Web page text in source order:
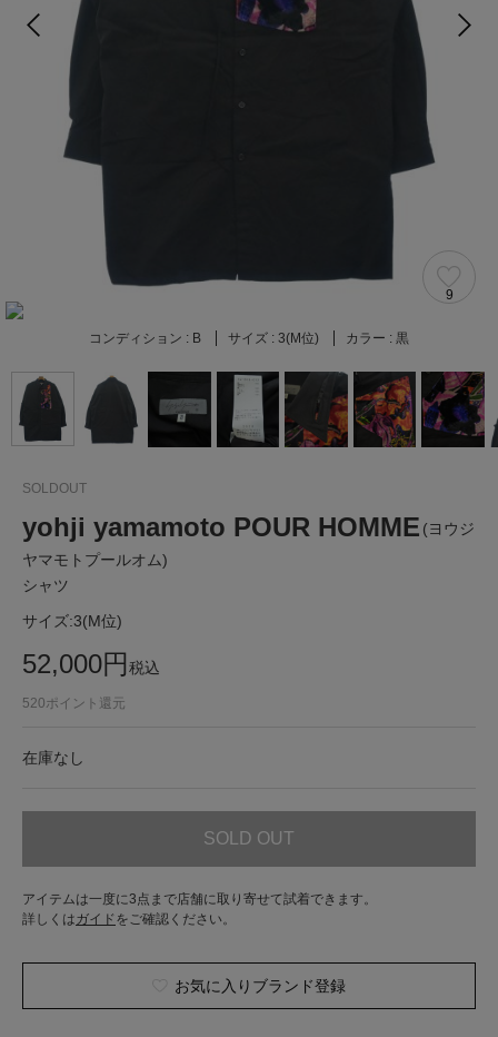
9
コンディション : B サイズ : 3(M位) カラー : 黒
SOLDOUT
yohji yamamoto POUR HOMME (ヨウジ
ヤマモトプールオム)
シャツ
サイズ:3(M位)
52,000円税込
520ポイント還元
在庫なし
SOLD OUT
アイテムは一度に3点まで店舗に取り寄せて試着できます。
詳しくはガイド をご確認ください。
お気に入りブランド登録